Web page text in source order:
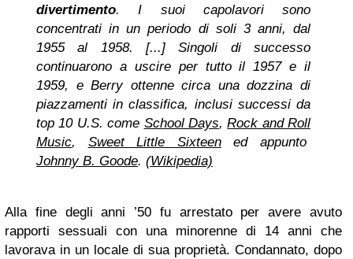
divertimento. I suoi capolavori sono
concentrati in un periodo di soli 3 anni, dal
1955 al 1958. [...] Singoli di successo
continuarono a uscire per tutto il 1957 e il
1959, e Berry ottenne circa una dozzina di
piazzamenti in classifica, inclusi successi da
top 10 U.S. come School Days,Rock and Roll
Music, Sweet Little Sixteened appunto
Johnny B. Goode. (Wikipedia)
Alla fine degli anni ’50 fu arrestato per avere avuto
rapporti sessuali con una minorenne di 14 anni che
lavorava in un locale di sua proprietà. Condannato, dopo